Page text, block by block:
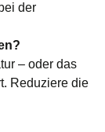
der
– oder das
Reduziere die